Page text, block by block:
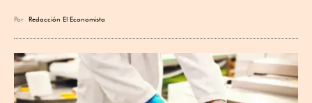
Por Redacción El Economista